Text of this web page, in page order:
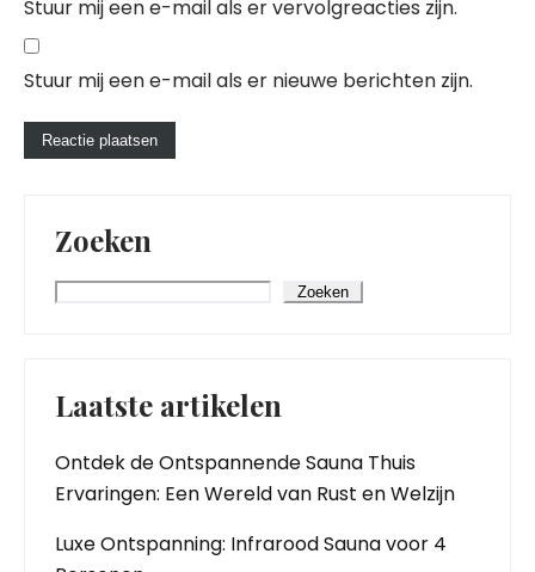
Stuur mij een e-mail als er vervolgreacties zijn.
Stuur mij een e-mail als er nieuwe berichten zijn.
Zoeken
Zoeken
Laatste artikelen
Ontdek de Ontspannende Sauna Thuis
Ervaringen: Een Wereld van Rust en Welzijn
Luxe Ontspanning: Infrarood Sauna voor 4